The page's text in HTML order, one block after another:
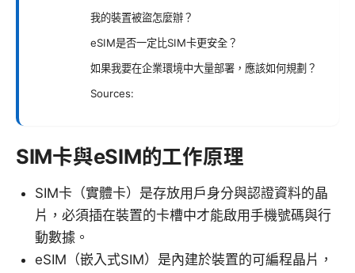
我的裝置被盜怎麼辦？
eSIM是否一定比SIM卡更安全？
如果我要在企業環境中大量部署，應該如何規劃？
Sources:
SIM卡與eSIM的工作原理
SIM卡（實體卡）是存放用戶身分與認證資料的晶
片，必須插在裝置的卡槽中才能啟用手機號碼與行
動數據。
eSIM（嵌入式SIM）是內建於裝置的可編程晶片，